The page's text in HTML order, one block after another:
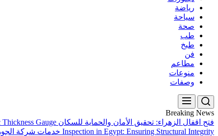
رياضة
سياحة
صحة
طب
طبخ
فن
مطاعم
منوعات
وصفات
Breaking News
فتح اقفال الزهراء: تحقيق الأمان والحماية للسكان Gauge
Inspection in Egypt: Ensuring Structural Integrity خدمات شركة